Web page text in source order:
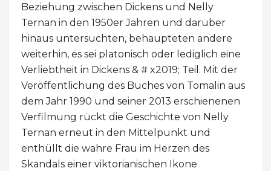
Beziehung zwischen Dickens und Nelly
Ternan in den 1950er Jahren und darüber
hinaus untersuchten, behaupteten andere
weiterhin, es sei platonisch oder lediglich eine
Verliebtheit in Dickens & # x2019; Teil. Mit der
Veröffentlichung des Buches von Tomalin aus
dem Jahr 1990 und seiner 2013 erschienenen
Verfilmung rückt die Geschichte von Nelly
Ternan erneut in den Mittelpunkt und
enthüllt die wahre Frau im Herzen des
Skandals einer viktorianischen Ikone